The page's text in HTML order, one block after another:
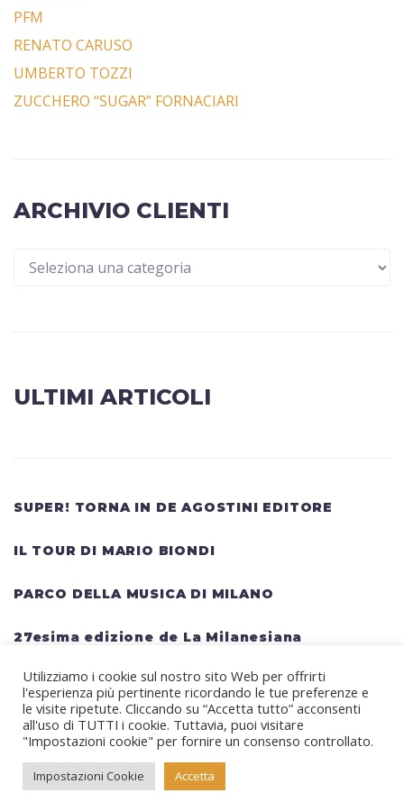
PFM
RENATO CARUSO
UMBERTO TOZZI
ZUCCHERO “SUGAR” FORNACIARI
ARCHIVIO CLIENTI
ULTIMI ARTICOLI
SUPER! TORNA IN DE AGOSTINI EDITORE
IL TOUR DI MARIO BIONDI
PARCO DELLA MUSICA DI MILANO
27esima edizione de La Milanesiana
HELLWATT FESTIVAL: una lineup gigantesca
per il festival estivo TRAVIS SCOTT, KANYE
WEST, SWEDISH HOUSE MAFIA, MARTIN
Utilizziamo i cookie sul nostro sito Web per offrirti
l'esperienza più pertinente ricordando le tue preferenze e
le visite ripetute. Cliccando su “Accetta tutto” acconsenti
all'uso di TUTTI i cookie. Tuttavia, puoi visitare
"Impostazioni cookie" per fornire un consenso controllato.
Impostazioni Cookie Accetta